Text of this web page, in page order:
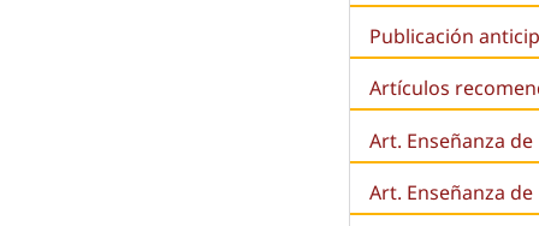
Publicación
Artículos
Art. Enseñanza
Art. Enseñanza